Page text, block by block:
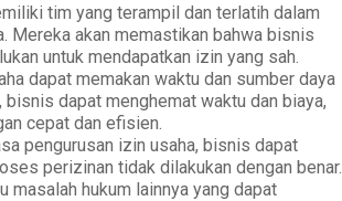
tim yang terampil dan terlatih dalam
Mereka akan memastikan bahwa bisnis
untuk mendapatkan izin yang sah.
dapat memakan waktu dan sumber daya
dapat menghemat waktu dan biaya,
cepat dan efisien.
pengurusan izin usaha, bisnis dapat
perizinan tidak dilakukan dengan benar.
masalah hukum lainnya yang dapat